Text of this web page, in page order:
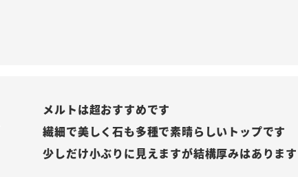
メルトは超おすすめです
繊細で美しく石も多種で素晴らしいトップです
少しだけ小ぶりに見えますが結構厚みはあります